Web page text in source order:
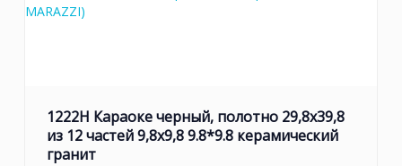
1222H Караоке черный, полотно 29,8х39,8
из 12 частей 9,8х9,8 9.8*9.8 керамический
гранит